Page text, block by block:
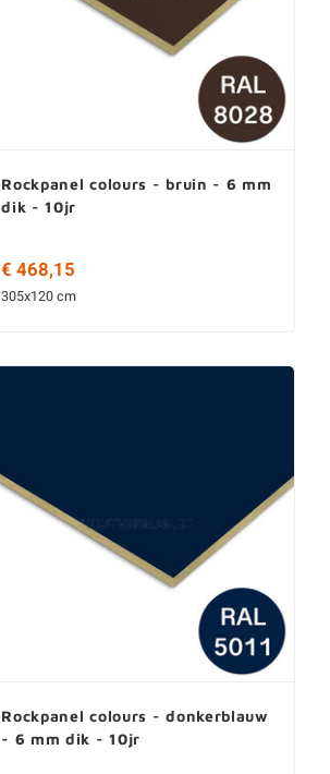
Rockpanel colours - bruin - 6 mm
dik - 10jr
€ 468,15
305x120 cm
Rockpanel colours - donkerblauw
- 6 mm dik - 10jr